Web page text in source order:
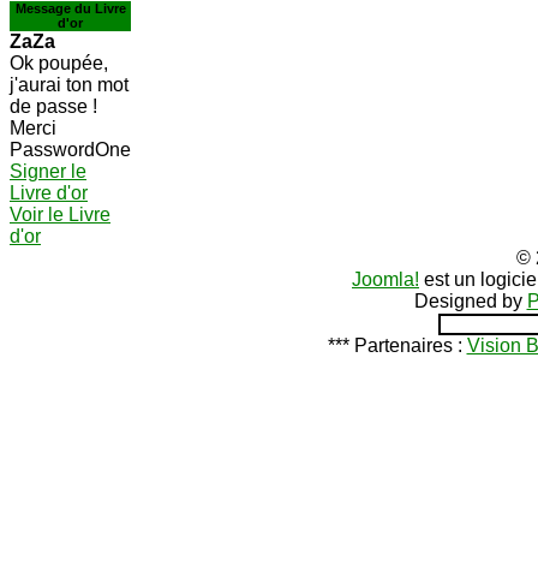
Message du Livre
d'or
ZaZa
Ok poupée,
j'aurai ton mot
de passe !
Merci
PasswordOne
Signer le
Livre d'or
Voir le Livre
d'or
©
Joomla! est un
Designed by
*** Partenaires : Vision